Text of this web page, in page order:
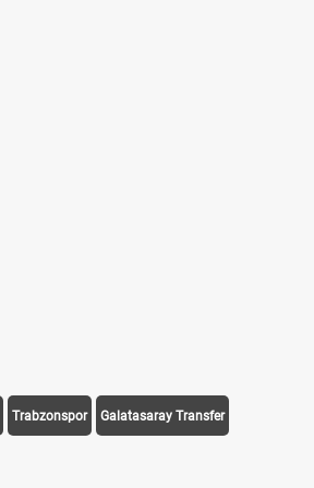
Trabzonspor Galatasaray Transfer